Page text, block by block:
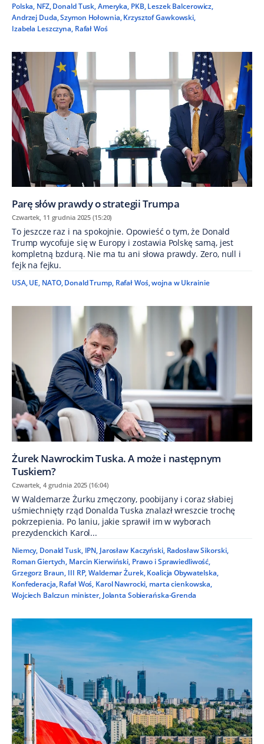
Polska, NFZ, Donald Tusk,Ameryka, PKB, Leszek Balcerowicz,
Andrzej Duda,Szymon Hołownia, Krzysztof Gawkowski,
Izabela Leszczyna, Rafał Woś
Parę słów prawdy o strategii Trumpa
Czwartek, 11 grudnia 2025 (15:20)
To jeszcze raz i na spokojnie. Opowieść o tym, że Donald
Trump wycofuje się w Europy i zostawia Polskę samą, jest
kompletną bzdurą. Nie ma tu ani słowa prawdy. Zero, null i
fejk na fejku.
USA, UE, NATO, Donald Trump, Rafał Woś,wojna w Ukrainie
Żurek Nawrockim Tuska. A może i następnym
Tuskiem?
Czwartek, 4 grudnia 2025 (16:04)
W Waldemarze Żurku zmęczony, poobijany i coraz słabiej
uśmiechnięty rząd Donalda Tuska znalazł wreszcie trochę
pokrzepienia. Po laniu, jakie sprawił im w wyborach
prezydenckich Karol...
Niemcy, Donald Tusk, IPN, Jarosław Kaczyński, Radosław Sikorski,
Roman Giertych, Marcin Kierwiński, Prawo i Sprawiedliwość,
Grzegorz Braun, III RP,Waldemar Żurek, Koalicja Obywatelska,
Konfederacja, Rafał Woś, Karol Nawrocki, marta cienkowska,
Wojciech Balczun minister, Jolanta Sobierańska-Grenda